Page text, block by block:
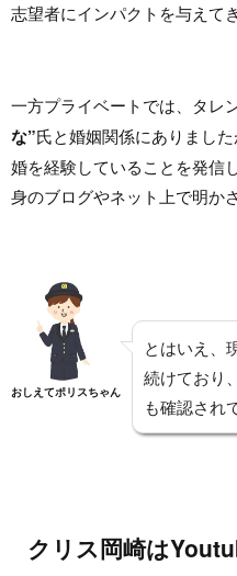
志望者にインパクトを与えて
一方プライベートでは、タレ
な”氏と婚姻関係にありまし
婚を経験していることを発信
身のブログやネット上で明か
おしえてポリスちゃん
とはいえ、
続けており
も確認され
クリス岡崎は